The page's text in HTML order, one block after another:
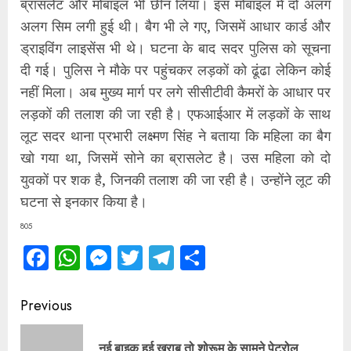
ब्रासलेट और मोबाइल भी छीन लिया। इस मोबाइल में दो अलग
अलग सिम लगी हुई थी। बैग भी ले गए, जिसमें आधार कार्ड और
ड्राइविंग लाइसेंस भी थे। घटना के बाद सदर पुलिस को सूचना
दी गई। पुलिस ने मौके पर पहुंचकर लड़कों को ढूंढा लेकिन कोई
नहीं मिला। अब मुख्य मार्ग पर लगे सीसीटीवी कैमरों के आधार पर
लड़कों की तलाश की जा रही है। एफआईआर में लड़कों के साथ
लूट सदर थाना प्रभारी लक्ष्मण सिंह ने बताया कि महिला का बैग
खो गया था, जिसमें सोने का ब्रासलेट है। उस महिला को दो
युवकों पर शक है, जिनकी तलाश की जा रही है। उन्होंने लूट की
घटना से इनकार किया है।
805
Facebook
WhatsApp
Messenger
TwitterTelegram
Continue
Reading
Previous